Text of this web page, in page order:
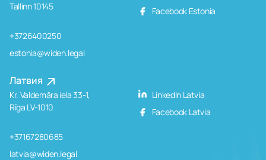
Tallinn 10145
+3726400250
estonia@widen.legal
Facebook Estonia
Латвия
Kr. Valdemāra iela 33-1,
Rīga LV-1010
+37167280685
latvia@widen.legal
LinkedIn Latvia
Facebook Latvia